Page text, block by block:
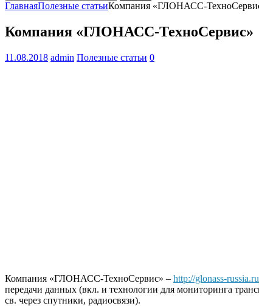
ГлавнаяПолезные статьиКомпания «ГЛОНАСС-
Компания «ГЛОНАСС-ТехноСервис»
11.08.2018 admin Полезные статьи 0
Компания «ГЛОНАСС-ТехноСервис» – http://glonass-russia.ru
передачи данных (вкл. и технологии для мониторинга
св. через спутники, радиосвязи).